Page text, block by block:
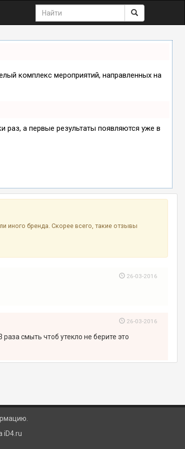
комплекс мероприятий, направленных на
раз, а первые результаты появляются уже в
иного бренда. Скорее всего, такие отзывы
26-03-2016
26-03-2016
смыть чтоб утекло не берите это
iD4.ru